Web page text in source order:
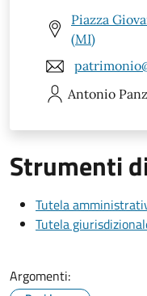
Piazza
(MI)
Antonio
Strumenti
Tutela
Tutela
Argomenti: